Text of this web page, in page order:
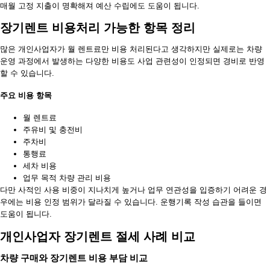
매월 고정 지출이 명확해져 예산 수립에도 도움이 됩니다.
장기렌트 비용처리 가능한 항목 정리
많은 개인사업자가 월 렌트료만 비용 처리된다고 생각하지만 실제로는 차량
운영 과정에서 발생하는 다양한 비용도 사업 관련성이 인정되면 경비로 반영
할 수 있습니다.
주요 비용 항목
월 렌트료
주유비 및 충전비
주차비
통행료
세차 비용
업무 목적 차량 관리 비용
다만 사적인 사용 비중이 지나치게 높거나 업무 연관성을 입증하기 어려운 경
우에는 비용 인정 범위가 달라질 수 있습니다. 운행기록 작성 습관을 들이면
도움이 됩니다.
개인사업자 장기렌트 절세 사례 비교
차량 구매와 장기렌트 비용 부담 비교